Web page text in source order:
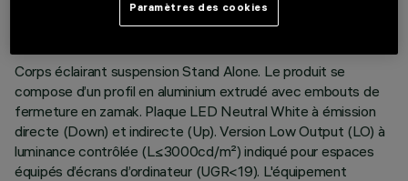
Corps éclairant suspension Stand Alone. Le produit se
compose d’un profil en aluminium extrudé avec embouts de
fermeture en zamak. Plaque LED Neutral White à émission
directe (Down) et indirecte (Up). Version Low Output (LO) à
luminance contrôlée (L≤3000cd/m²) indiqué pour espaces
équipés d’écrans d’ordinateur (UGR<19). L'équipement
Paramètres des cookies